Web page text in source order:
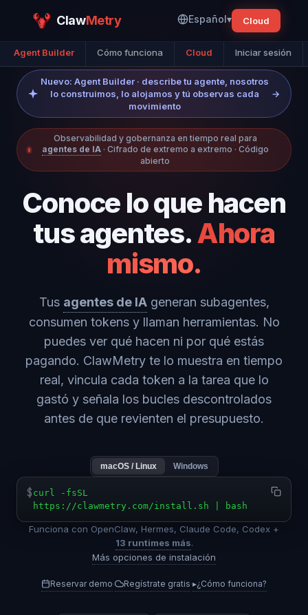
ClawMetry Español▾ Cloud
Agent Builder Cómo funciona Cloud Iniciar sesión
Nuevo: Agent Builder · describe tu agente, nosotros
lo construimos, lo alojamos y tú observas cada
movimiento
→
Observabilidad y gobernanza en tiempo real para
agentes de IA · Cifrado de extremo a extremo · Código
abierto
Conoce lo que hacen
tus agentes.Ahora
mismo.
Tus agentes de IA generan subagentes,
consumen tokens y llaman herramientas. No
puedes ver qué hacen ni por qué estás
pagando. ClawMetry te lo muestra en tiempo
real, vincula cada token a la tarea que lo
gastó y señala los bucles descontrolados
antes de que revienten el presupuesto.
macOS / Linux Windows
$ curl -fsSL
https://clawmetry.com/install.sh | bash
Funciona con OpenClaw, Hermes, Claude Code, Codex +
13 runtimes más.
Más opciones de instalación
Reservar demo· Regístrate gratis·▸¿Cómo funciona?